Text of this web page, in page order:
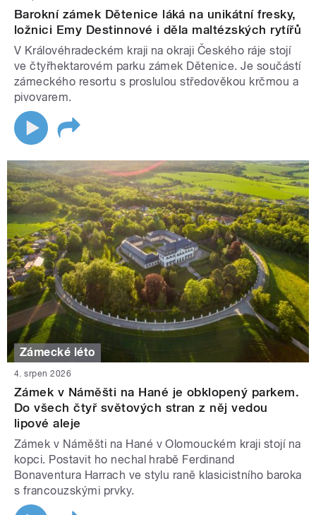
Barokní zámek Dětenice láká na unikátní fresky,
ložnici Emy Destinnové i děla maltézských rytířů
V Královéhradeckém kraji na okraji Českého ráje stojí
ve čtyřhektarovém parku zámek Dětenice. Je součástí
zámeckého resortu s proslulou středověkou krčmou a
pivovarem.
Zámecké léto
4. srpen 2026
Zámek v Náměšti na Hané je obklopený parkem.
Do všech čtyř světových stran z něj vedou
lipové aleje
Zámek v Náměšti na Hané v Olomouckém kraji stojí na
kopci. Postavit ho nechal hrabě Ferdinand
Bonaventura Harrach ve stylu raně klasicistního baroka
s francouzskými prvky.